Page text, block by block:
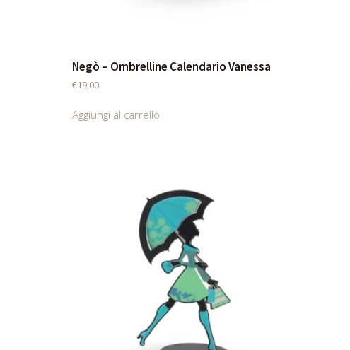
Negò – Ombrelline Calendario Vanessa
€19,00
Aggiungi al carrello